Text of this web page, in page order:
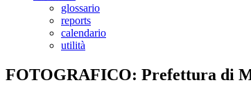
glossario
reports
calendario
utilità
FOTOGRAFICO: Prefettura di